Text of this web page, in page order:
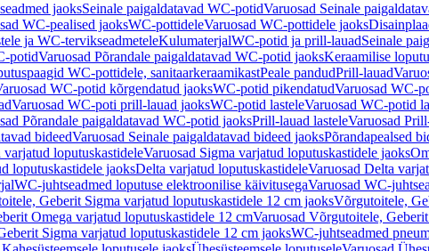
jaoksSeinale paigaldatavad WC-potidVaruosad Seinale
WC-pealised jaoksWC-pottideleVaruosad WC-pottidele jaoks
ja WC-tervikseadmeteleKulumaterjalWC-potid ja prill-lauadSeinale
potidVaruosad Põrandale paigaldatavad WC-potid jaoksKeraamilise
WC-pottidele, sanitaarkeraamikastPeale pandudPrill-lauad
WC-potid kõrgendatud jaoksWC-potid pikendatudVaruosad WC-
Varuosad WC-poti prill-lauad jaoksWC-potid lasteleVaruosad WC-potid
Põrandale paigaldatavad WC-potid jaoksPrill-lauad lasteleVaruosad
bideedVaruosad Seinale paigaldatavad bideed jaoksPõrandapealsed
varjatud loputuskastideleVaruosad Sigma varjatud loputuskastidele jaoks
loputuskastidele jaoksDelta varjatud loputuskastideleVaruosad Delta
WC-juhtseadmed loputuse elektroonilise käivitusegaVaruosad WC-
Geberit Sigma varjatud loputuskastidele 12 cm jaoksVõrgutoitele,
Omega varjatud loputuskastidele 12 cmVaruosad Võrgutoitele,
Sigma varjatud loputuskastidele 12 cm jaoksWC-juhtseadmed